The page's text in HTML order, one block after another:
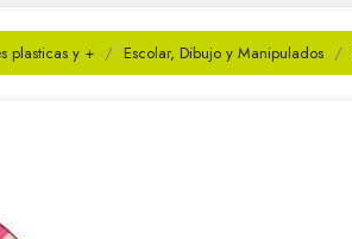
plasticas y + Escolar, Dibujo y Manipulados